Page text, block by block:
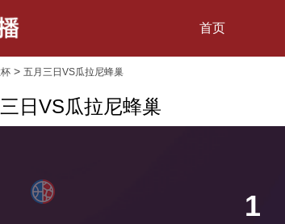
首页
> 五月三日VS瓜拉尼蜂巢
日VS瓜拉尼蜂巢
1